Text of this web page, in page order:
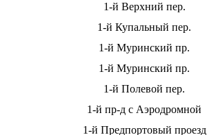
1-й Верхний пер.
1-й Купальный пер.
1-й Муринский пр.
1-й Муринский пр.
1-й Полевой пер.
1-й пр-д с Аэродромной
1-й Предпортовый проезд